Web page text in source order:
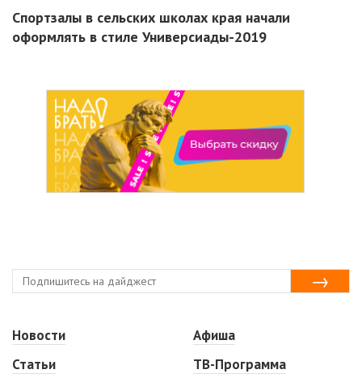
Спортзалы в сельских школах края начали
оформлять в стиле Универсиады-2019
Новости
Статьи
Афиша
ТВ-Программа